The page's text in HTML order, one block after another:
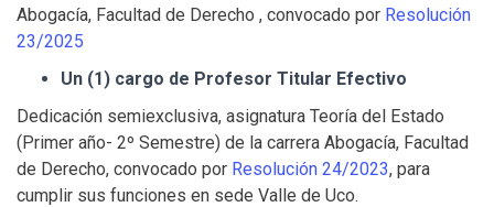
Abogacía, Facultad de Derecho , convocado por Resolución
23/2025
Un (1) cargo de Profesor Titular Efectivo
Dedicación semiexclusiva, asignatura Teoría del Estado
(Primer año- 2º Semestre) de la carrera Abogacía, Facultad
de Derecho, convocado por Resolución 24/2023, para
cumplir sus funciones en sede Valle de Uco.